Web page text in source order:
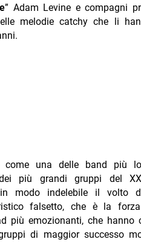
” Adam Levine e compagni
melodie catchy che li
una delle band più
più grandi gruppi del
modo indelebile il volto
falsetto, che è la forza
più emozionanti, che hanno
di maggior successo